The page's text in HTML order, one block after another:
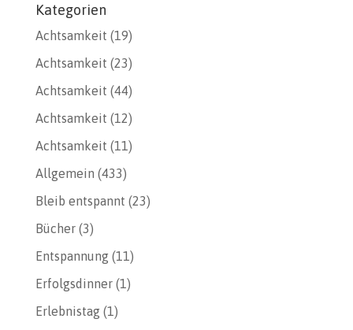
Kategorien
Achtsamkeit (19)
Achtsamkeit (23)
Achtsamkeit (44)
Achtsamkeit (12)
Achtsamkeit (11)
Allgemein (433)
Bleib entspannt (23)
Bücher(3)
Entspannung(11)
Erfolgsdinner(1)
Erlebnistag(1)